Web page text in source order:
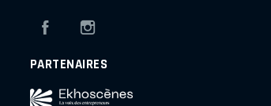
Facebook
PARTENAIRES